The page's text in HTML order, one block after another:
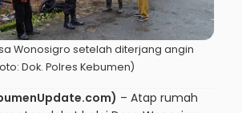
Wonosigro setelah diterjang angin
Dok. Polres Kebumen)
– Atap rumah